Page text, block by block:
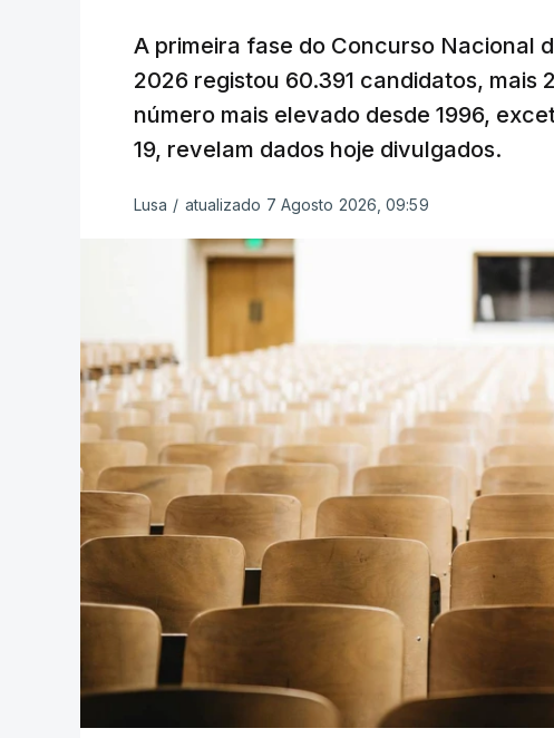
No entanto, com o retomar do conflito, as
uma subida acentuada, tendência que deverá
c/Lusa
A primeira fase do Concurso Nacional
2026 registou 60.391 candidatos, mais
número mais elevado desde 1996,
19, revelam dados hoje divulgados.
Lusa / atualizado 7 Agosto 2026, 09:59